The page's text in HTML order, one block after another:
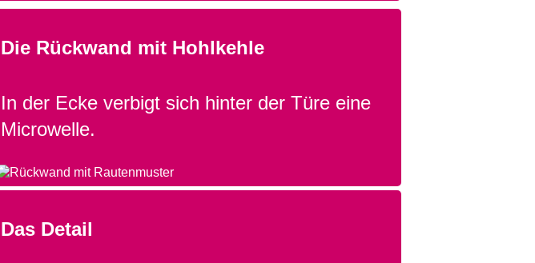
Die Rückwand mit Hohlkehle
In der Ecke verbigt sich hinter der Türe eine
Microwelle.
Das Detail